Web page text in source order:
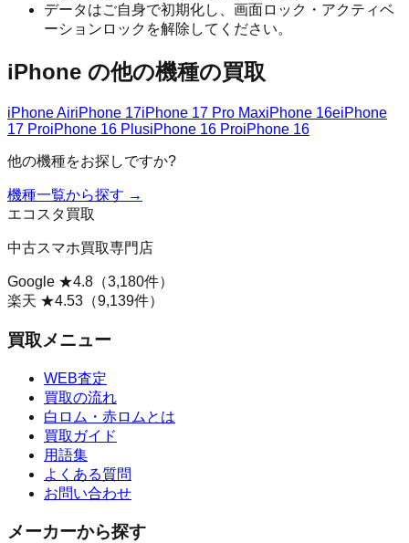
データはご自身で初期化し、画面ロック・アクティベ
ーションロックを解除してください。
iPhone の他の機種の買取
iPhone AiriPhone 17iPhone 17 Pro MaxiPhone 16eiPhone
17 ProiPhone 16 PlusiPhone 16 ProiPhone 16
他の機種をお探しですか?
機種一覧から探す →
エコスタ買取
中古スマホ買取専門店
Google ★4.8 （3,180件）
楽天 ★4.53 （9,139件）
買取メニュー
WEB査定
買取の流れ
白ロム・赤ロムとは
買取ガイド
用語集
よくある質問
お問い合わせ
メーカーから探す